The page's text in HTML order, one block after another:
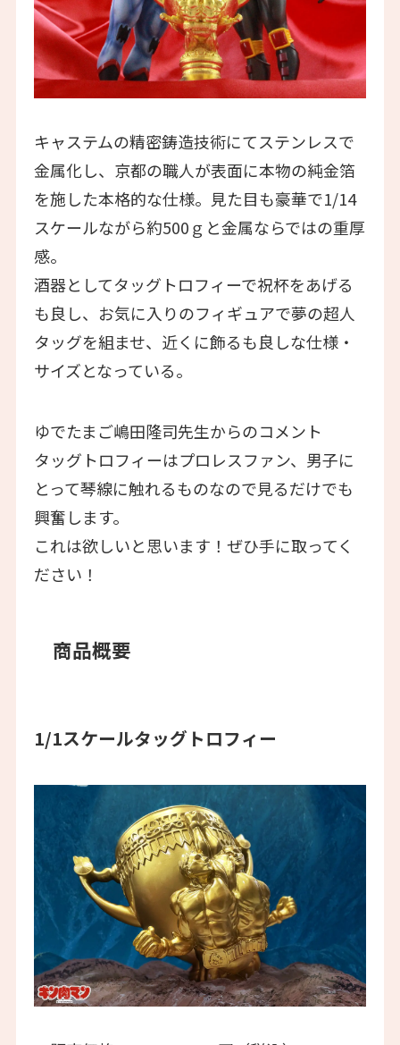
キャステムの精密鋳造技術にてステンレスで
金属化し、京都の職人が表面に本物の純金箔
を施した本格的な仕様。見た目も豪華で1/14
スケールながら約500ｇと金属ならではの重厚
感。
酒器としてタッグトロフィーで祝杯をあげる
も良し、お気に入りのフィギュアで夢の超人
タッグを組ませ、近くに飾るも良しな仕様・
サイズとなっている。
ゆでたまご嶋田隆司先生からのコメント
タッグトロフィーはプロレスファン、男子に
とって琴線に触れるものなので見るだけでも
興奮します。
これは欲しいと思います！ぜひ手に取ってく
ださい！
商品概要
1/1スケールタッグトロフィー